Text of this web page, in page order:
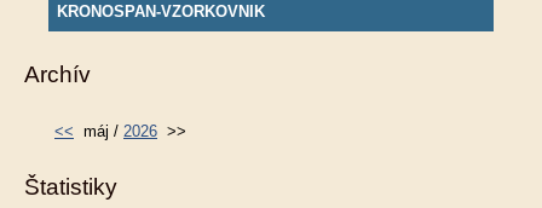
KRONOSPAN-VZORKOVNIK
Archív
<< máj / 2026 >>
Štatistiky